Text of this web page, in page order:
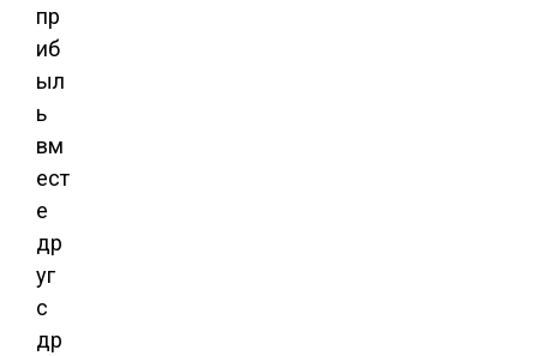
пр
иб
ыл
ь
вм
ест
е
др
уг
с
др